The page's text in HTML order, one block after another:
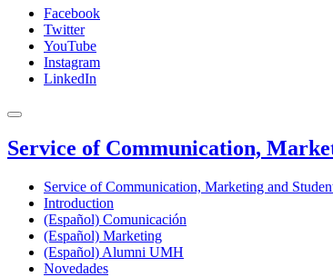
Facebook
Twitter
YouTube
Instagram
LinkedIn
Service of Communication,
Service of Communication, Marketing and
Introduction
(Español) Comunicación
(Español) Marketing
(Español) Alumni UMH
Novedades